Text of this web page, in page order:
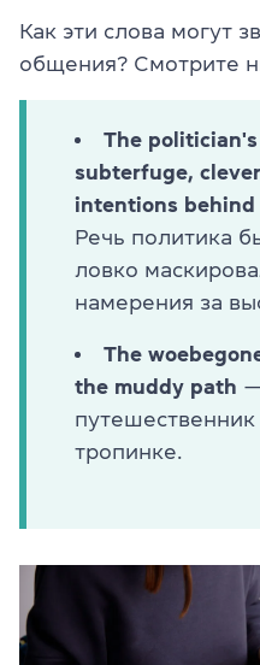
Как эти слова могут
общения? Смотрите
The
subterfuge,
intentions
Речь политика
ловко
намерения за
The
the muddy path
тропинке.